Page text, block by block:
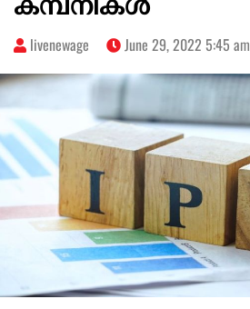
കമ്പനികള്‍
livenewage June 29, 2022 5:45 am